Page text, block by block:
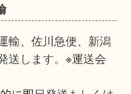
輸、佐川急便、新潟
送します。※運送会